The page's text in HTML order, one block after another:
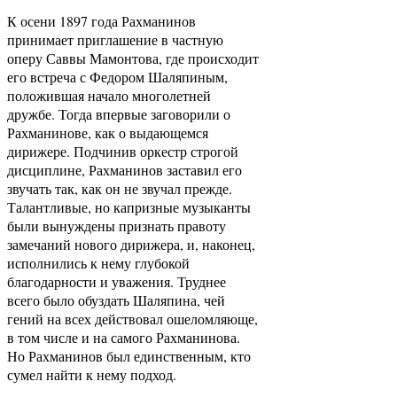
К осени 1897 года Рахманинов
принимает приглашение в частную
оперу Саввы Мамонтова, где происходит
его встреча с Федором Шаляпиным,
положившая начало многолетней
дружбе. Тогда впервые заговорили о
Рахманинове, как о выдающемся
дирижере. Подчинив оркестр строгой
дисциплине, Рахманинов заставил его
звучать так, как он не звучал прежде.
Талантливые, но капризные музыканты
были вынуждены признать правоту
замечаний нового дирижера, и, наконец,
исполнились к нему глубокой
благодарности и уважения. Труднее
всего было обуздать Шаляпина, чей
гений на всех действовал ошеломляюще,
в том числе и на самого Рахманинова.
Но Рахманинов был единственным, кто
сумел найти к нему подход.